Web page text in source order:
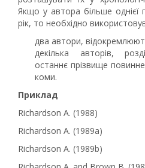
Якщо у автора більше однієї
рік, то необхідно
два автори,
декілька авторів,
останнє прізвище
коми.
Приклад
Richardson A. (1988)
Richardson A. (1989a)
Richardson A. (1989b)